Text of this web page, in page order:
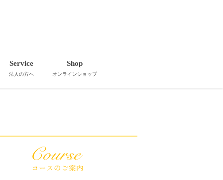
Service
法人の方へ
Shop
オンラインショップ